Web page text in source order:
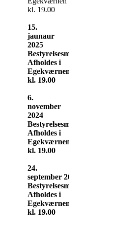
kl. 19.00
15.
jaunaur
2025
Bestyrelsesmøde
Afholdes i
Egekværnen
kl. 19.00
6.
november
2024
Bestyrelsesmøde
Afholdes i
Egekværnen
kl. 19.00
24.
september 2024
Bestyrelsesmøde
Afholdes i
Egekværnen
kl. 19.00